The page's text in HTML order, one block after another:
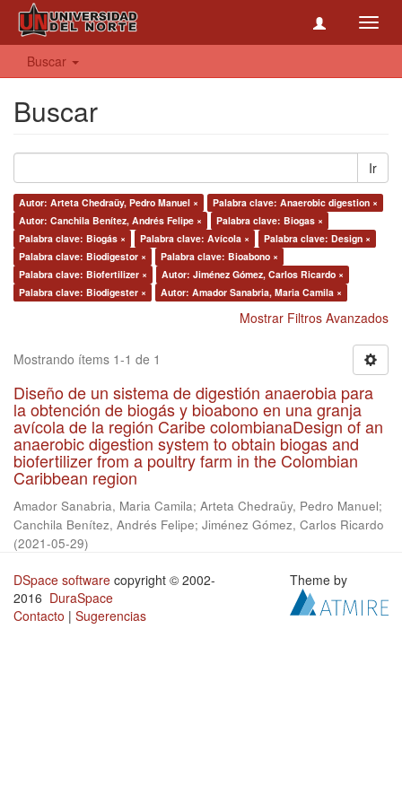
Buscar
Buscar
Ir
Autor: Arteta Chedraüy, Pedro Manuel ×
Palabra clave: Anaerobic digestion ×
Autor: Canchila Benítez, Andrés Felipe ×
Palabra clave: Biogas ×
Palabra clave: Biogás ×
Palabra clave: Avícola ×
Palabra clave: Design ×
Palabra clave: Biodigestor ×
Palabra clave: Bioabono ×
Palabra clave: Biofertilizer ×
Autor: Jiménez Gómez, Carlos Ricardo ×
Palabra clave: Biodigester ×
Autor: Amador Sanabria, Maria Camila ×
Mostrar Filtros Avanzados
Mostrando ítems 1-1 de 1
Diseño de un sistema de digestión anaerobia para
la obtención de biogás y bioabono en una granja
avícola de la región Caribe colombianaDesign of an
anaerobic digestion system to obtain biogas and
biofertilizer from a poultry farm in the Colombian
Caribbean region
Amador Sanabria, Maria Camila; Arteta Chedraüy, Pedro Manuel;
Canchila Benítez, Andrés Felipe; Jiménez Gómez, Carlos Ricardo
(2021-05-29)
DSpace software copyright © 2002-
2016 DuraSpace
Contacto | Sugerencias
Theme by